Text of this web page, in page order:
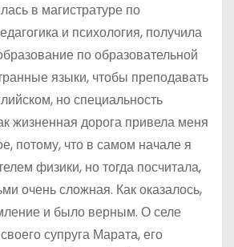
в магистратуре по
и психология, получила
по образовательной
языки, чтобы преподавать
но специальность
жизненная дорога привела меня
потому, что в самом начале я
физики, но тогда посчитала,
очень сложная. Как оказалось,
и было верным. О селе
супруга Марата, его